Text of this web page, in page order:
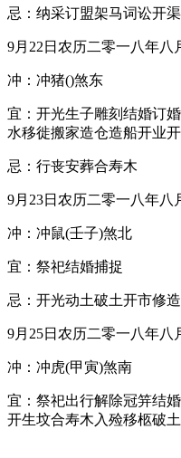
忌：纳采订盟架马词讼开渠
9月22日农历二零一八年八
冲：冲猪()煞东
宜：开光生子雕刻结婚订
水移徙搬家造仓造船开业
忌：行丧安葬合寿木
9月23日农历二零一八年八
冲：冲鼠(壬子)煞北
宜：祭祀结婚捕捉
忌：开光动土破土开市修
9月25日农历二零一八年八
冲：冲虎(甲寅)煞南
宜：祭祀出行解除冠笄结
开生坟合寿木入殓移柩破